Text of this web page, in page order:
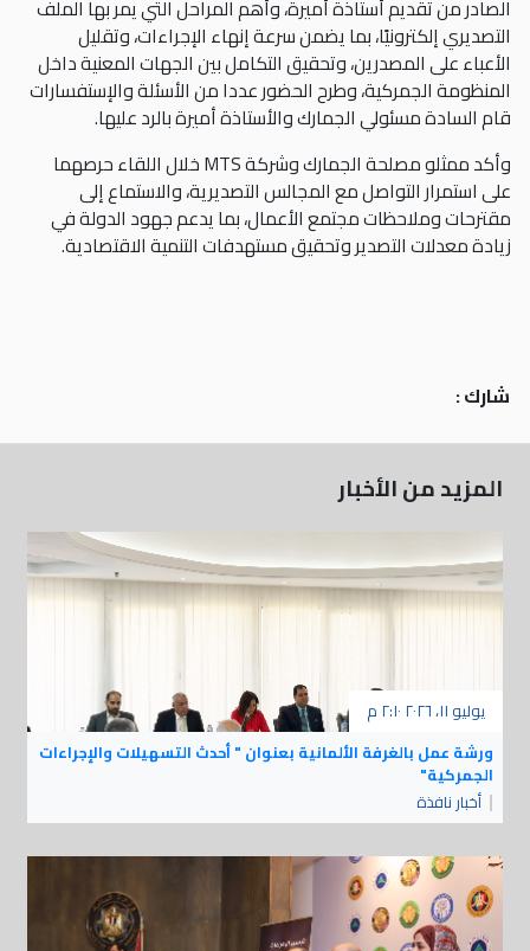
الصادر من تقديم أستاذة أميرة، وأهم المراحل التي يمر بها الملف
التصديري إلكترونيًا، بما يضمن سرعة إنهاء الإجراءات، وتقليل
الأعباء على المصدرين، وتحقيق التكامل بين الجهات المعنية داخل
المنظومة الجمركية، وطرح الحضور عددا من الأسئلة والإستفسارات
قام السادة مسئولي الجمارك والأستاذة أميرة بالرد عليها.
وأكد ممثلو مصلحة الجمارك وشركة MTS خلال اللقاء حرصهما
على استمرار التواصل مع المجالس التصديرية، والاستماع إلى
مقترحات وملاحظات مجتمع الأعمال، بما يدعم جهود الدولة في
زيادة معدلات التصدير وتحقيق مستهدفات التنمية الاقتصادية.
شارك :
المزيد من الأخبار
ورشة عمل بالغرفة الألمانية بعنوان " أحدث التسهيلات والإجراءات
الجمركية"
يوليو ١١، ٢٠٢٦ ٢:١٠ م
أخبار نافذة